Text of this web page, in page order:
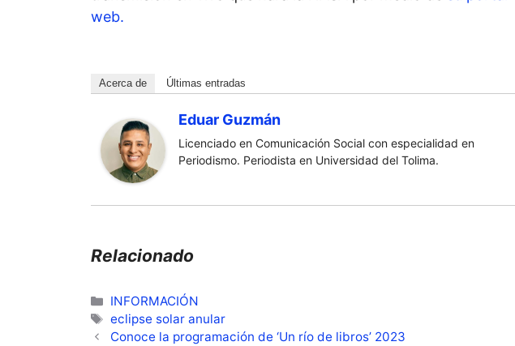
web.
Acerca de Últimas entradas
Eduar Guzmán
Licenciado en Comunicación Social con especialidad en
Periodismo. Periodista en Universidad del Tolima.
Relacionado
Categorías
INFORMACIÓN
Etiquetas
eclipse solar anular
Conoce la programación de ‘Un río de libros’ 2023